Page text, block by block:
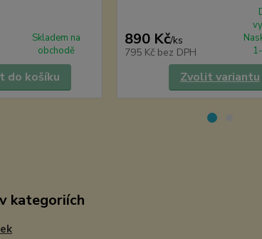
Skladem na
obchodě
do košíku
890 Kč/ks
795 Kč bez DPH
Zvolit variantu
kategoriích